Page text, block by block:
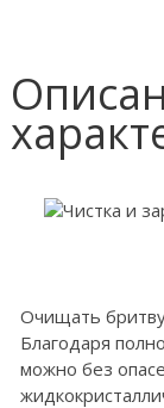
Очищать
Благодаря
можно без